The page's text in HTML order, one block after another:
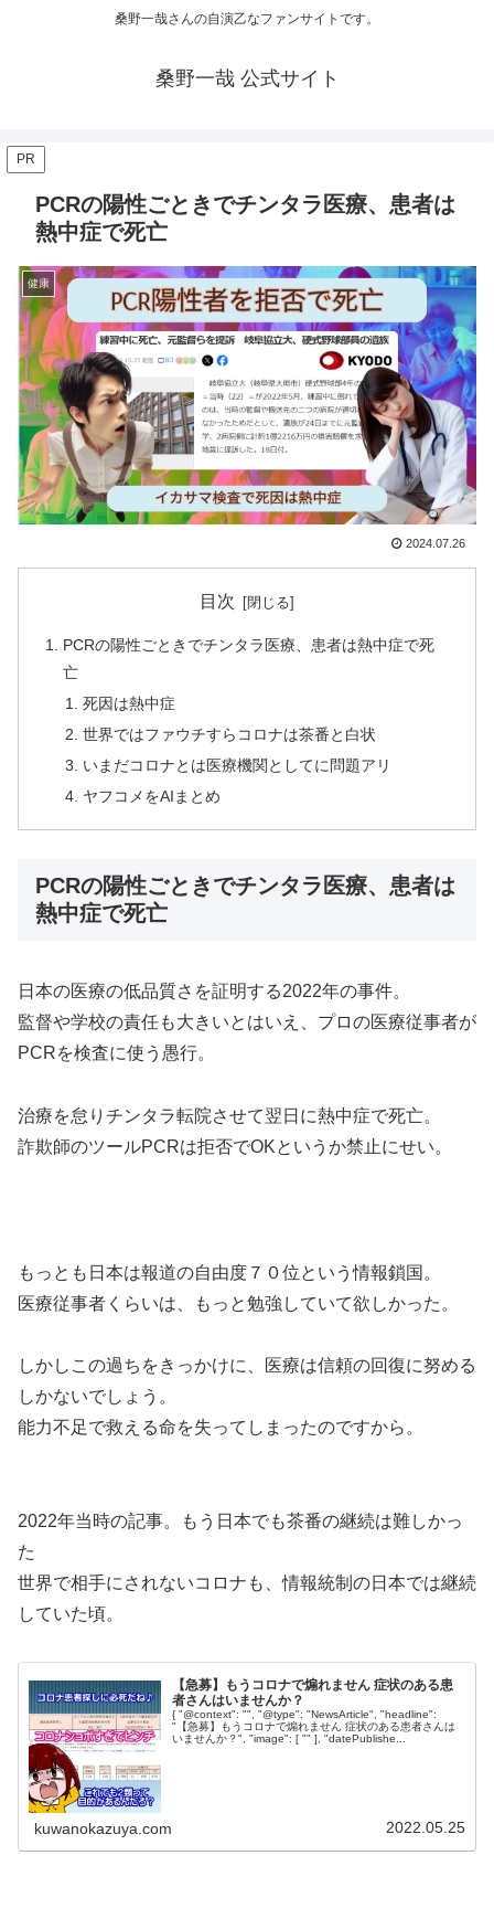
桑野一哉さんの自演乙なファンサイトです。
桑野一哉 公式サイト
PR
PCRの陽性ごときでチンタラ医療、患者は
熱中症で死亡
健康
2024.07.26
目次
PCRの陽性ごときでチンタラ医療、患者は熱中症で死
亡
死因は熱中症
世界ではファウチすらコロナは茶番と白状
いまだコロナとは医療機関としてに問題アリ
ヤフコメをAIまとめ
PCRの陽性ごときでチンタラ医療、患者は
熱中症で死亡
日本の医療の低品質さを証明する2022年の事件。
監督や学校の責任も大きいとはいえ、プロの医療従事者が
PCRを検査に使う愚行。
治療を怠りチンタラ転院させて翌日に熱中症で死亡。
詐欺師のツールPCRは拒否でOKというか禁止にせい。
もっとも日本は報道の自由度７０位という情報鎖国。
医療従事者くらいは、もっと勉強していて欲しかった。
しかしこの過ちをきっかけに、医療は信頼の回復に努める
しかないでしょう。
能力不足で救える命を失ってしまったのですから。
2022年当時の記事。もう日本でも茶番の継続は難しかっ
た
世界で相手にされないコロナも、情報統制の日本では継続
していた頃。
【急募】もうコロナで煽れません 症状のある患
者さんはいませんか？
{ "@context": "", "@type": "NewsArticle", "headline":
"【急募】もうコロナで煽れません 症状のある患者さんは
いませんか？", "image": [ "" ], "datePublishe...
kuwanokazuya.com 2022.05.25